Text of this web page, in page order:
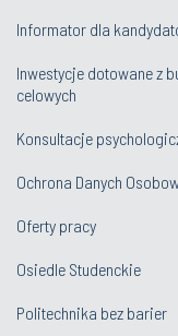
Informator dla
Inwestycje dotowane z
celowych
Konsultacje
Ochrona Danych
Oferty pracy
Osiedle Studenckie
Politechnika bez barier